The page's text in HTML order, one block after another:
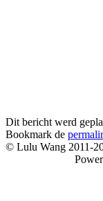
Dit bericht werd
Bookmark de
© Lulu Wang 2011-